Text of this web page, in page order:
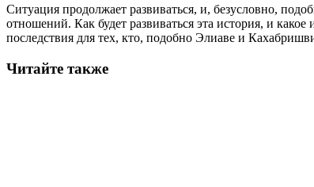
Ситуация продолжает развиваться, и, безусловно,
отношений. Как будет развиваться эта история, и
последствия для тех, кто, подобно Элиаве и
Читайте также